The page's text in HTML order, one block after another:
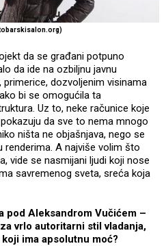
da se građani potpuno
da ide na ozbiljnu javnu
dozvoljenim visinama
bi se omogućila ta
Uz to, neke računice koje
da sve to nema mnogo
ništa ne objašnjava, nego se
A najviše volim što
vide se nasmijani ljudi koji nose
savremenog sveta, sreća koja
pod Aleksandrom Vučićem –
vrlo autoritarni stil vladanja,
ima apsolutnu moć?